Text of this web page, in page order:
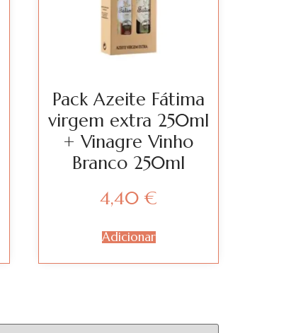
Pack Azeite Fátima
virgem extra 250ml
+ Vinagre Vinho
Branco 250ml
4,40 €
Adicionar